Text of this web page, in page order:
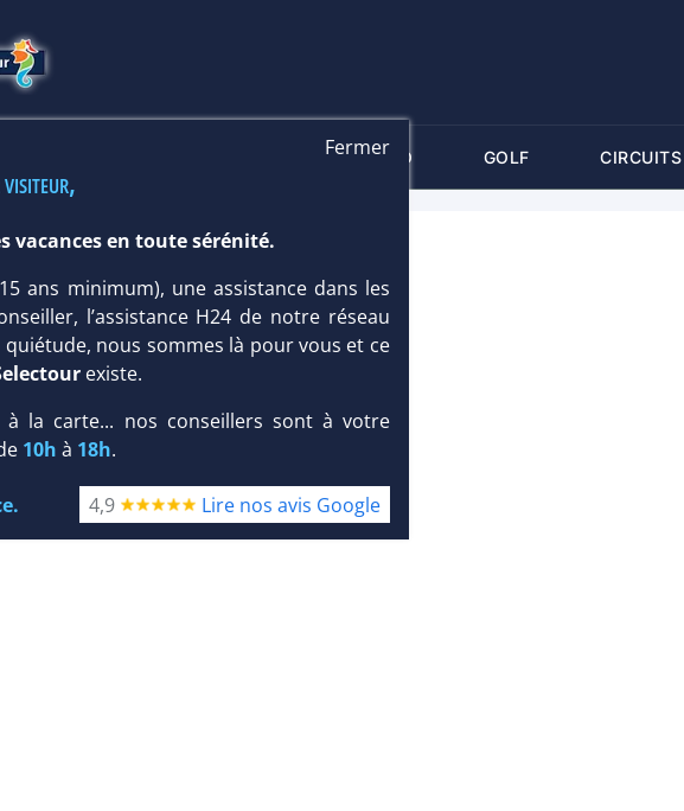
THALASSO GOLF CIRCUITS
Fermer
vacances en toute sérénité.
ans minimum), une assistance dans les
l’assistance H24 de notre réseau
nous sommes là pour vous et ce
existe.
à la carte... nos conseillers sont à votre
10h à 18h.
4,9 Lire nos avis Google